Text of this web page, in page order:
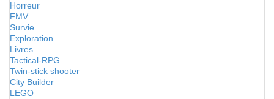
Horreur
FMV
Survie
Exploration
Livres
Tactical-RPG
Twin-stick shooter
City Builder
LEGO